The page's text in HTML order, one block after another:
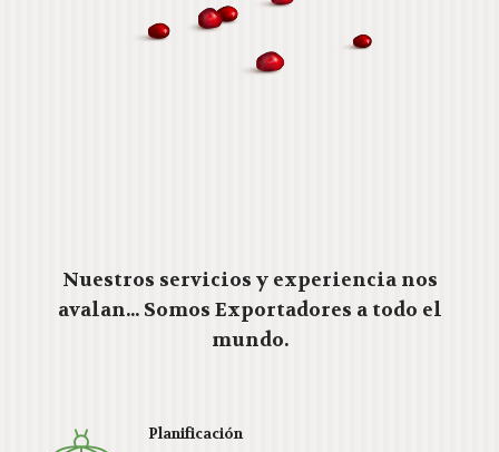
Nuestros servicios y experiencia nos
avalan... Somos Exportadores a todo el
mundo.
Planificación